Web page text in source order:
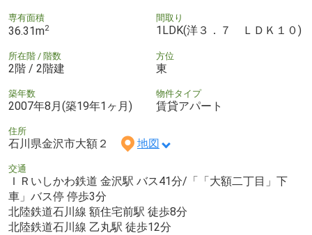
専有面積
36.31m2
間取り
1LDK(洋３．７ ＬＤＫ１０)
所在階 / 階数
2階 / 2階建
方位
東
築年数
2007年8月(築19年1ヶ月)
物件タイプ
賃貸アパート
住所
石川県金沢市大額２ 地図
交通
ＩＲいしかわ鉄道 金沢駅 バス41分/「「大額二丁目」下
車」バス停 停歩3分
北陸鉄道石川線 額住宅前駅 徒歩8分
北陸鉄道石川線 乙丸駅 徒歩12分